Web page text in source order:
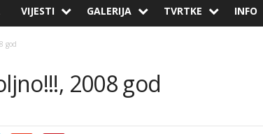
VIJESTI GALERIJA TVRTKE INFO
god
2008 god